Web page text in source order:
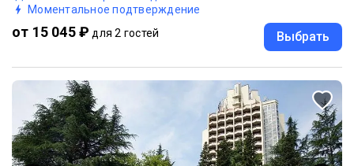
Моментальное подтверждение
от 15 045 ₽ для 2 гостей Выбрать